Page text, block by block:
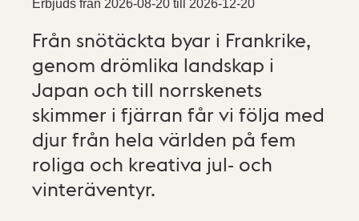
Erbjuds från 2026-08-20 till 2026-12-20
Från snötäckta byar i Frankrike,
genom drömlika landskap i
Japan och till norrskenets
skimmer i fjärran får vi följa med
djur från hela världen på fem
roliga och kreativa jul- och
vinteräventyr.